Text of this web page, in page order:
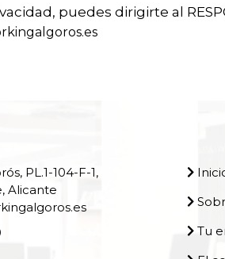
puedes dirigirte al
PL.1-104-F-1,
Alicante
Tu